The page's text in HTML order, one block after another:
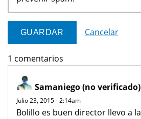
Cancelar
1 comentarios
Samaniego (no verificado)
Julio 23, 2015 - 2:14am
Bolillo es buen director llevo a